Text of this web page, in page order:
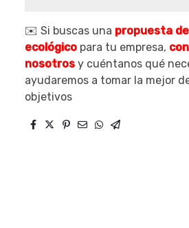
✉️ Si buscas una propuesta
ecológico para tu empresa,
nosotros y cuéntanos qué
ayudaremos a tomar la mejor
objetivos